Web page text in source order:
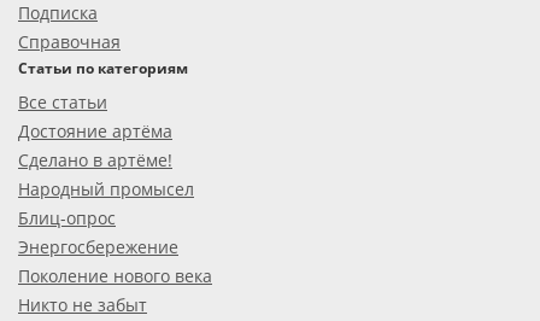
Подписка
Справочная
Статьи по категориям
Все статьи
Достояние артёма
Сделано в артёме!
Народный промысел
Блиц-опрос
Энергосбережение
Поколение нового века
Никто не забыт